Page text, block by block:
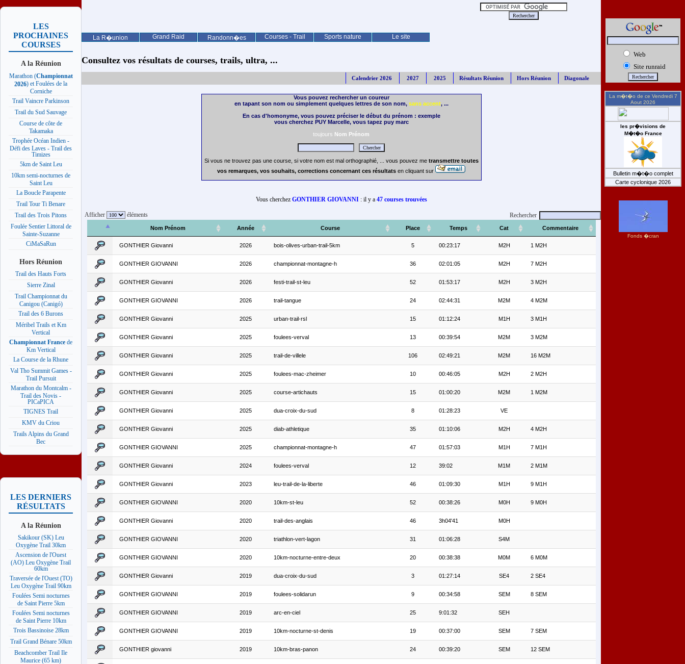
La R�union Grand Raid Randonn�es Courses - Trail Sports nature Le site
LES
PROCHAINES
COURSES
A la Réunion
Marathon (Championnat
2026) et Foulées de la
Corniche
Trail Vaincre Parkinson
Trail du Sud Sauvage
Course de côte de
Takamaka
Trophée Océan Indien -
Défi des Laves - Trail des
Timizes
5km de Saint Leu
10km semi-nocturnes de
Saint Leu
La Boucle Parapente
Trail Tour Ti Benare
Trail des Trois Pitons
Foulée Sentier Littoral de
Sainte-Suzanne
CiMaSaRun
Hors Réunion
Trail des Hauts Forts
Sierre Zinal
Trail Championnat du
Canigou (Canigó)
Trail des 6 Burons
Méribel Trails et Km
Vertical
Championnat France de
Km Vertical
La Course de la Rhune
Val Tho Summit Games -
Trail Pursuit
Marathon du Montcalm -
Trail des Novis -
PICaPICA
TIGNES Trail
KMV du Criou
Trails Alpins du Grand
Bec
LES DERNIERS
RÉSULTATS
A la Réunion
Sakikour (SK) Leu
Oxygène Trail 30km
Ascension de l'Ouest
(AO) Leu Oxygène Trail
60km
Traversée de l'Ouest (TO)
Leu Oxygène Trail 90km
Foulées Semi nocturnes
de Saint Pierre 5km
Foulées Semi nocturnes
de Saint Pierre 10km
Trois Bassinoise 28km
Trail Grand Bénare 50km
Beachcomber Trail Ile
Maurice (65 km)
Consultez vos résultats de courses, trails, ultra, ...
Calendrier 2026 2027 2025 Résultats Réunion Hors Réunion Diagonale
Vous pouvez rechercher un coureur
en tapant son nom ou simplement quelques lettres de son nom, sans accent, ...
En cas d'homonyme, vous pouvez préciser le début du prénom : exemple
vous cherchez PUY Marcelle, vous tapez puy marc
toujours Nom Prénom
Si vous ne trouvez pas une course, si votre nom est mal orthographié, ... vous pouvez me transmettre toutes
vos remarques, vos souhaits, corrections concernant ces résultats en cliquant sur
Vous cherchez GONTHIER GIOVANNI: il y a 47 courses trouvées
Afficher éléments Rechercher
Nom Prénom Année Course Place Temps Cat Commentaire
GONTHIER Giovanni 2026 bois-olives-urban-trail-5km 5 00:23:17 M2H 1 M2H
GONTHIER GIOVANNI 2026 championnat-montagne-h 36 02:01:05 M2H 7 M2H
GONTHIER Giovanni 2026 festi-trail-st-leu 52 01:53:17 M2H 3 M2H
GONTHIER GIOVANNI 2026 trail-tangue 24 02:44:31 M2M 4 M2M
GONTHIER Giovanni 2025 urban-trail-rsl 15 01:12:24 M1H 3 M1H
GONTHIER Giovanni 2025 foulees-verval 13 00:39:54 M2M 3 M2M
GONTHIER Giovanni 2025 trail-de-villele 106 02:49:21 M2M 16 M2M
GONTHIER Giovanni 2025 foulees-mac-zheimer 10 00:46:05 M2H 2 M2H
GONTHIER Giovanni 2025 course-artichauts 15 01:00:20 M2M 1 M2M
GONTHIER Giovanni 2025 dua-croix-du-sud 8 01:28:23 VE
GONTHIER Giovanni 2025 diab-athletique 35 01:10:06 M2H 4 M2H
GONTHIER GIOVANNI 2025 championnat-montagne-h 47 01:57:03 M1H 7 M1H
GONTHIER Giovanni 2024 foulees-verval 12 39:02 M1M 2 M1M
GONTHIER Giovanni 2023 leu-trail-de-la-liberte 46 01:09:30 M1H 9 M1H
GONTHIER GIOVANNI 2020 10km-st-leu 52 00:38:26 M0H 9 M0H
GONTHIER Giovanni 2020 trail-des-anglais 46 3h04'41 M0H
GONTHIER GIOVANNI 2020 triathlon-vert-lagon 31 01:06:28 S4M
GONTHIER GIOVANNI 2020 10km-nocturne-entre-deux 20 00:38:38 M0M 6 M0M
GONTHIER Giovanni 2019 dua-croix-du-sud 3 01:27:14 SE4 2 SE4
GONTHIER GIOVANNI 2019 foulees-solidarun 9 00:34:58 SEM 8 SEM
GONTHIER GIOVANNI 2019 arc-en-ciel 25 9:01:32 SEH
GONTHIER GIOVANNI 2019 10km-nocturne-st-denis 19 00:37:00 SEM 7 SEM
GONTHIER giovanni 2019 10km-bras-panon 24 00:39:20 SEM 12 SEM
Web
Site runraid
La m�t�o de ce Vendredi 7
Aout 2026
les pr�visions de
M�t�o France
Bulletin m�t�o complet
Carte cyclonique 2026
Fonds �cran